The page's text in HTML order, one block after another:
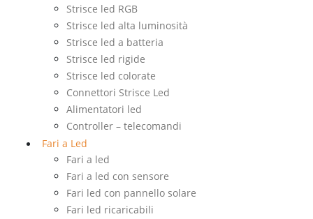
Strisce led RGB
Strisce led alta luminosità
Strisce led a batteria
Strisce led rigide
Strisce led colorate
Connettori Strisce Led
Alimentatori led
Controller – telecomandi
Fari a Led
Fari a led
Fari a led con sensore
Fari led con pannello solare
Fari led ricaricabili